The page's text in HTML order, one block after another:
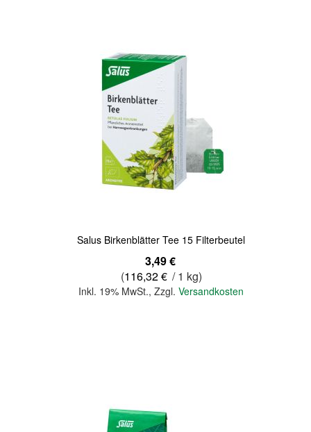
Salus Birkenblätter Tee 15 Filterbeutel
3,49 €
(116,32 € / 1 kg)
Inkl. 19% MwSt.,Zzgl.Versandkosten